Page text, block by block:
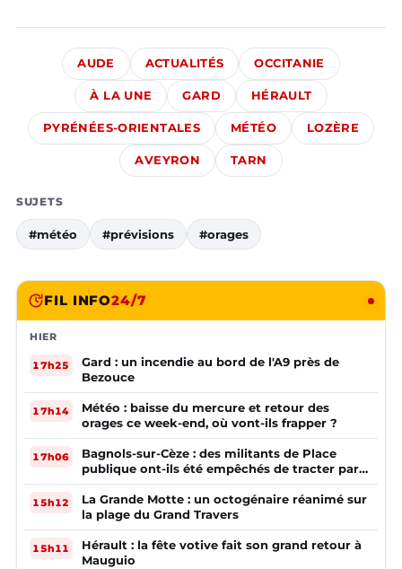
AUDE ACTUALITÉS OCCITANIE
À LA UNE GARD HÉRAULT
PYRÉNÉES-ORIENTALES MÉTÉO LOZÈRE
AVEYRON TARN
SUJETS
#météo #prévisions #orages
FIL INFO24/7
HIER
17h25
Gard : un incendie au bord de l'A9 près de
Bezouce
17h14
Météo : baisse du mercure et retour des
orages ce week-end, où vont-ils frapper ?
17h06
Bagnols-sur-Cèze : des militants de Place
publique ont-ils été empêchés de tracter par
la mairie ?
15h12
La Grande Motte : un octogénaire réanimé sur
la plage du Grand Travers
15h11
Hérault : la fête votive fait son grand retour à
Mauguio